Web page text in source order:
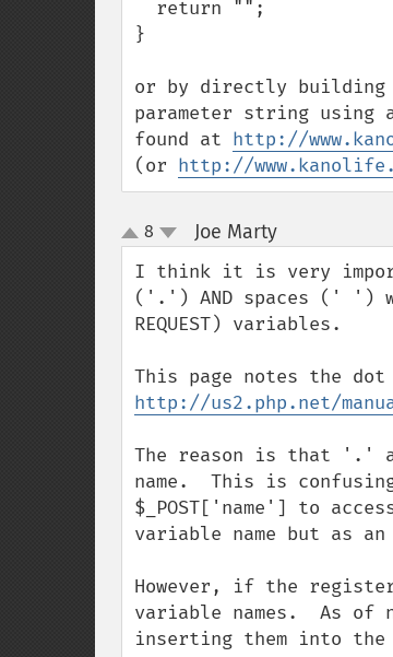
}
or by directly building
parameter string using
found at http://
(or http://
up
down
8 Joe Marty¶
I think it is very
('.') AND spaces (' ')
REQUEST) variables.
http://us2.php.net/
The reason is that '.'
name.  This is
$_POST['name'] to
variable name but as
However, if the
variable names.  As of
inserting them into